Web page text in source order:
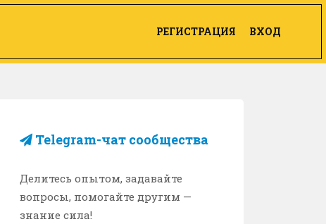
РЕГИСТРАЦИЯ ВХОД
Telegram-чат сообщества
Делитесь опытом, задавайте
вопросы, помогайте другим —
знание сила!